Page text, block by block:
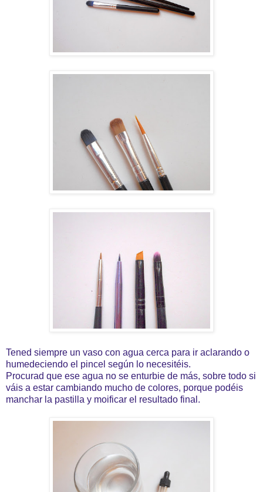
Tened siempre un vaso con agua cerca para ir aclarando o
humedeciendo el pincel según lo necesitéis.
Procurad que ese agua no se enturbie de más, sobre todo si
váis a estar cambiando mucho de colores, porque podéis
manchar la pastilla y moificar el resultado final.